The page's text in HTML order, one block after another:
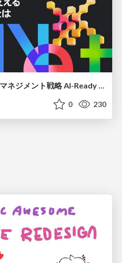
freee が目指す データ マネジメント戦略 AI-Ready 時代を支える 攻めのガバナンスとは
0 230